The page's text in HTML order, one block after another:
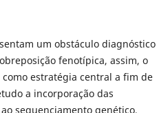
um obstáculo diagnóstico
fenotípica, assim, o
estratégia central a fim de
a incorporação das
sequenciamento genético,